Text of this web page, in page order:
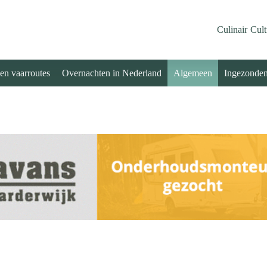
Culinair
vaarroutes Overnachten in Nederland Algemeen Ingezonden